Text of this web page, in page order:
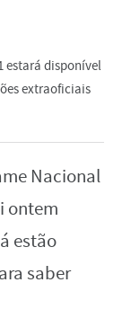
estará disponível
extraoficiais
Nacional
ontem
estão
saber